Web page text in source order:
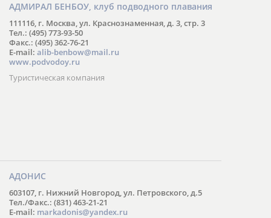
АДМИРАЛ БЕНБОУ, клуб подводного плавания
111116, г. Москва, ул. Краснознаменная, д. 3, стр. 3
Тел.: (495) 773-93-50
Факс.: (495) 362-76-21
E-mail: alib-benbow@mail.ru
www.podvodoy.ru
Туристическая компания
АДОНИС
603107, г. Нижний Новгород, ул. Петровского, д.5
Тел./Факс.: (831) 463-21-21
E-mail: markadonis@yandex.ru